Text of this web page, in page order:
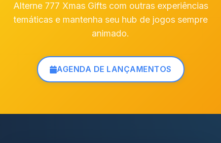
Alterne 777 Xmas Gifts com outras experiências
temáticas e mantenha seu hub de jogos sempre
animado.
AGENDA DE LANÇAMENTOS